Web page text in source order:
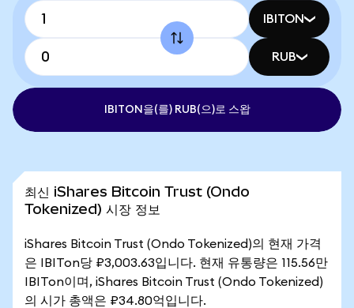
IBITON
RUB
IBITON을(를) RUB(으)로 스왑
최신 iShares Bitcoin Trust (Ondo
Tokenized) 시장 정보
iShares Bitcoin Trust (Ondo Tokenized)의 현재 가격
은 IBITon당 ₽3,003.63입니다. 현재 유통량은 115.56만
IBITon이며, iShares Bitcoin Trust (Ondo Tokenized)
의 시가 총액은 ₽34.80억입니다.